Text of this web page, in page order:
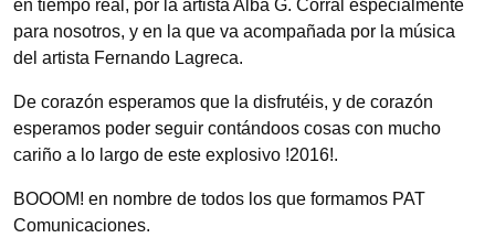
en tiempo real, por la artista Alba G. Corral especialmente
para nosotros, y en la que va acompañada por la música
del artista Fernando Lagreca.
De corazón esperamos que la disfrutéis, y de corazón
esperamos poder seguir contándoos cosas con mucho
cariño a lo largo de este explosivo !2016!.
BOOOM! en nombre de todos los que formamos PAT
Comunicaciones.